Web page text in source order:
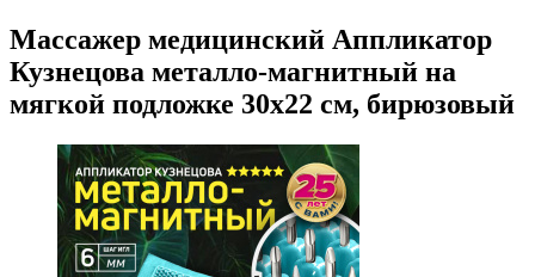
Массажер медицинский Аппликатор
Кузнецова металло-магнитный на
мягкой подложке 30х22 см, бирюзовый